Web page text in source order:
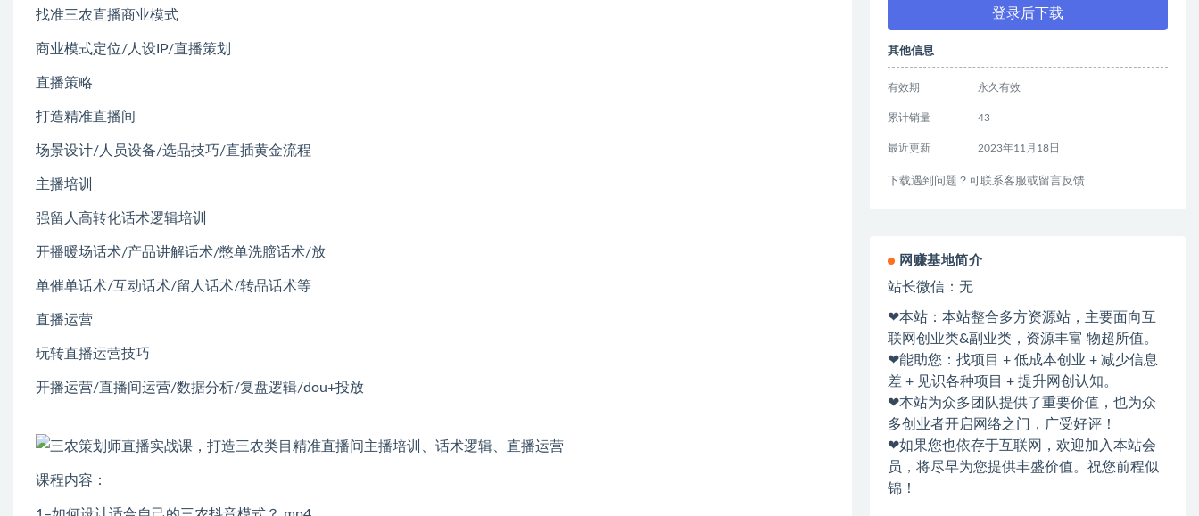
找准三农直播商业模式
商业模式定位/人设IP/直播策划
直播策略
打造精准直播间
场景设计/人员设备/选品技巧/直插黄金流程
主播培训
强留人高转化话术逻辑培训
开播暖场话术/产品讲解话术/憋单洗膪话术/放
单催单话术/互动话术/留人话术/转品话术等
直播运营
玩转直播运营技巧
开播运营/直播间运营/数据分析/复盘逻辑/dou+投放
课程内容：
登录后下载
其他信息
有效期 永久有效
累计销量 43
最近更新 2023年11月18日
下载遇到问题？可联系客服或留言反馈
网赚基地简介
站长微信：无
❤本站：本站整合多方资源站，主要面向互
联网创业类&副业类，资源丰富 物超所值。
❤能助您：找项目 + 低成本创业 + 减少信息
差 + 见识各种项目 + 提升网创认知。
❤本站为众多团队提供了重要价值，也为众
多创业者开启网络之门，广受好评！
❤如果您也依存于互联网，欢迎加入本站会
员，将尽早为您提供丰盛价值。祝您前程似
锦！